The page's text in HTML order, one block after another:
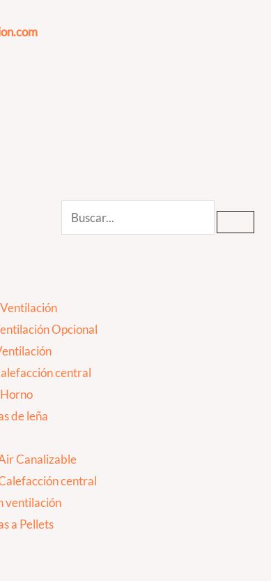
Search
Opcional
central
de leña
Canalizable
central
ventilación
a Pellets